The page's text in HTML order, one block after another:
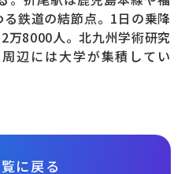
鉄道の結節点。1日の乗降
万8000人。北九州学術研究
辺には大学が集積してい
に戻る